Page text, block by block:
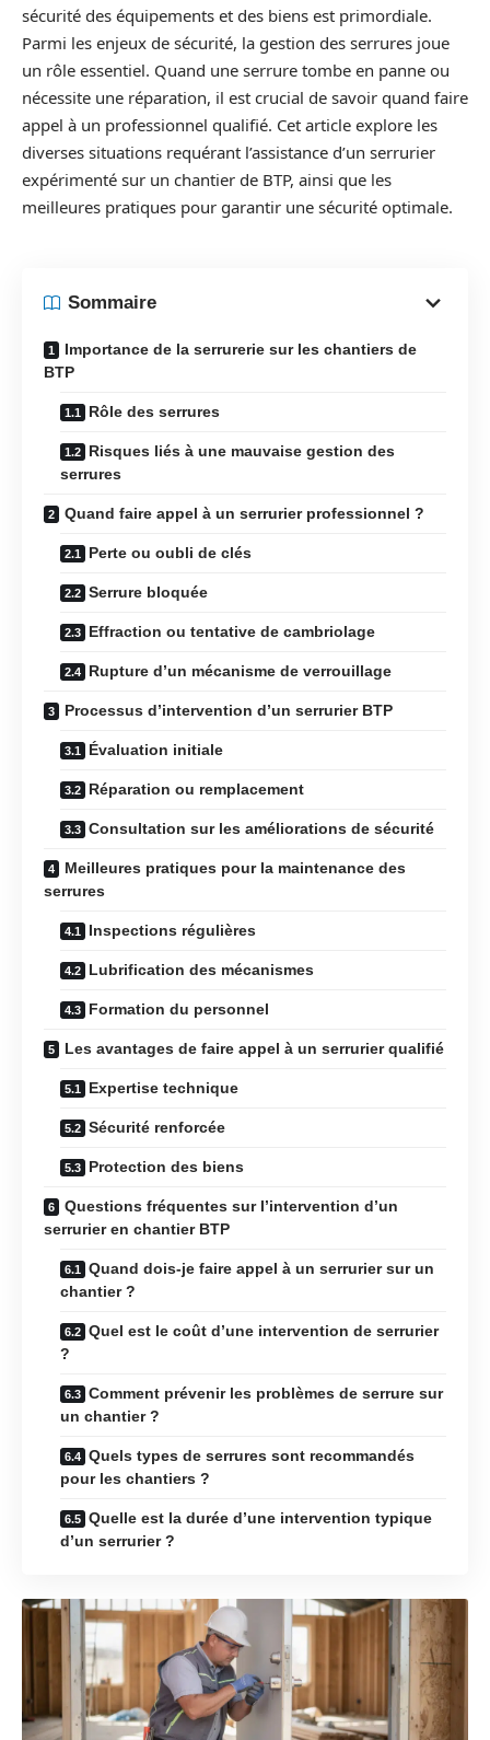
sécurité des équipements et des biens est primordiale.
Parmi les enjeux de sécurité, la gestion des serrures joue
un rôle essentiel. Quand une serrure tombe en panne ou
nécessite une réparation, il est crucial de savoir quand faire
appel à un professionnel qualifié. Cet article explore les
diverses situations requérant l’assistance d’un serrurier
expérimenté sur un chantier de BTP, ainsi que les
meilleures pratiques pour garantir une sécurité optimale.
Sommaire
Importance de la serrurerie sur les chantiers de
BTP
Rôle des serrures
Risques liés à une mauvaise gestion des
serrures
Quand faire appel à un serrurier professionnel ?
Perte ou oubli de clés
Serrure bloquée
Effraction ou tentative de cambriolage
Rupture d’un mécanisme de verrouillage
Processus d’intervention d’un serrurier BTP
Évaluation initiale
Réparation ou remplacement
Consultation sur les améliorations de sécurité
Meilleures pratiques pour la maintenance des
serrures
Inspections régulières
Lubrification des mécanismes
Formation du personnel
Les avantages de faire appel à un serrurier qualifié
Expertise technique
Sécurité renforcée
Protection des biens
Questions fréquentes sur l’intervention d’un
serrurier en chantier BTP
Quand dois-je faire appel à un serrurier sur un
chantier ?
Quel est le coût d’une intervention de serrurier
?
Comment prévenir les problèmes de serrure sur
un chantier ?
Quels types de serrures sont recommandés
pour les chantiers ?
Quelle est la durée d’une intervention typique
d’un serrurier ?